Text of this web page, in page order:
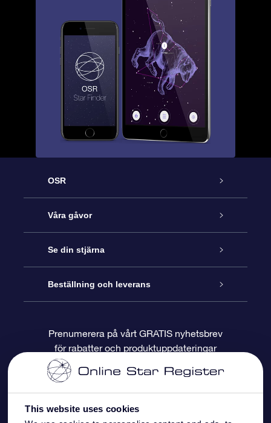
This website uses cookies
OSR
Kundtjänst
Kontakta oss
Blogg
Recensioner
Våra gåvor
Online-Stjärngåva
OSR Gåvopaket
OSR Presentkort
Företagspresenter
Se din stjärna
Stjärnregiste
Personlig Stjärnsida
One Million Stars
OSR Starsaver
Beställning och leverans
Betalningsinformation
Returpolicy
Prenumerera på vårt GRATIS nyhetsbrev
för rabatter och produktuppdateringar